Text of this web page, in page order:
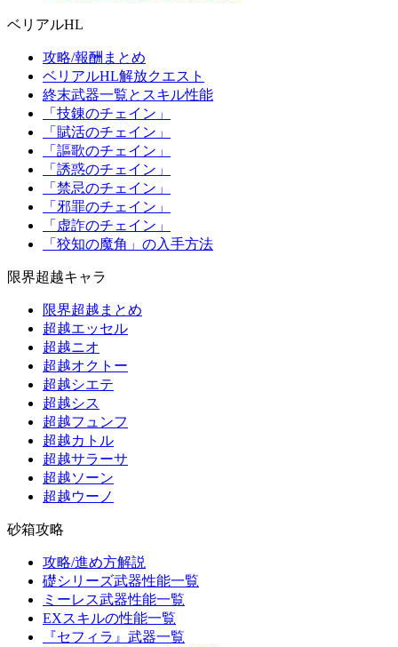
ベリアルHL
攻略/報酬まとめ
ベリアルHL解放クエスト
終末武器一覧とスキル性能
「技錬のチェイン」
「賦活のチェイン」
「謳歌のチェイン」
「誘惑のチェイン」
「禁忌のチェイン」
「邪罪のチェイン」
「虚詐のチェイン」
「狡知の魔角」の入手方法
限界超越キャラ
限界超越まとめ
超越エッセル
超越ニオ
超越オクトー
超越シエテ
超越シス
超越フュンフ
超越カトル
超越サラーサ
超越ソーン
超越ウーノ
砂箱攻略
攻略/進め方解説
礎シリーズ武器性能一覧
ミーレス武器性能一覧
EXスキルの性能一覧
『セフィラ』武器一覧